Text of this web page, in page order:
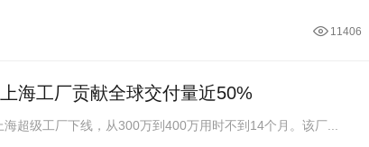
11406
海工厂贡献全球交付量近50%
超级工厂下线，从300万到400万用时不到14个月。该厂...